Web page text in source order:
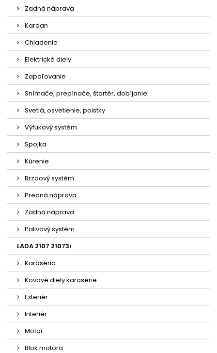
Zadná náprava
Kardan
Chladenie
Elektrické diely
Zapaľovanie
Snímače, prepínače, štartér, dobíjanie
Svetlá, osvetlenie, poistky
Výfukový systém
Spojka
Kúrenie
Brzdový systém
Predná náprava
Zadná náprava
Palivový systém
LADA 2107 21073i
Karoséria
Kovové diely karosérie
Exteriér
Interiér
Motor
Blok motora